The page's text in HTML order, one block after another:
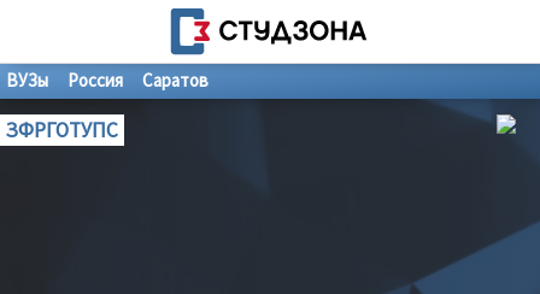
ВУЗы Россия Саратов
ЗФРГОТУПС